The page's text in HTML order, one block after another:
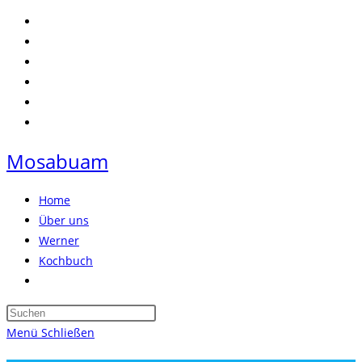
Zum
Inhalt
springen
Mosabuam
Home
Über uns
Werner
Kochbuch
umschalten
Press
Menü Schließen